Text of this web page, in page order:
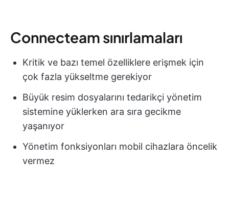
Connecteam sınırlamaları
Kritik ve bazı temel özelliklere erişmek için
çok fazla yükseltme gerekiyor
Büyük resim dosyalarını tedarikçi yönetim
sistemine yüklerken ara sıra gecikme
yaşanıyor
Yönetim fonksiyonları mobil cihazlara öncelik
vermez